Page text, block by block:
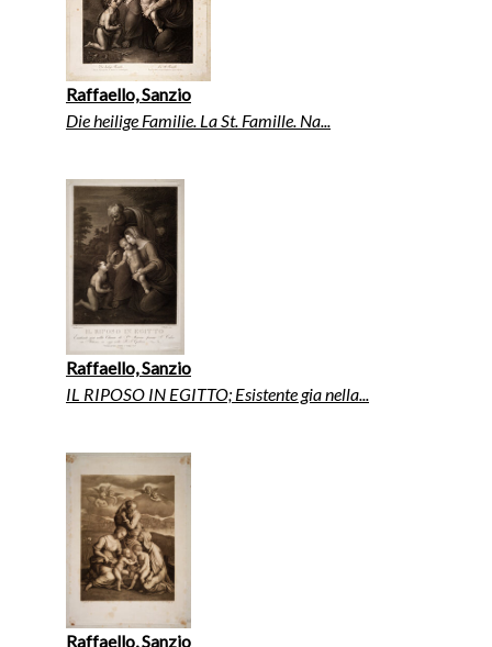
Raffaello, Sanzio
Die heilige Familie. La St. Famille. Na...
Raffaello, Sanzio
IL RIPOSO IN EGITTO; Esistente gia nella...
Raffaello, Sanzio